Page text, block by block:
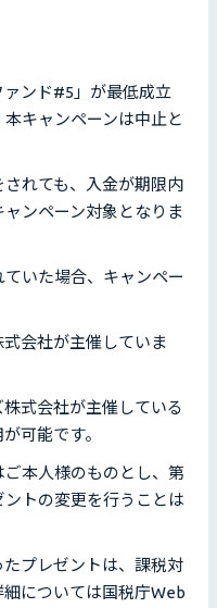
ァンド#5」が最低成立
キャンペーンは中止と
れても、入金が期限内
ンペーン対象となりま
いた場合、キャンペー
会社が主催していま
式会社が主催している
可能です。
本人様のものとし、第
トの変更を行うことは
プレゼントは、課税対
については国税庁Web